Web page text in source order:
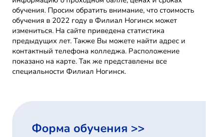
обучения. Просим обратить внимание, что стоимость
обучения в 2022 году в Филиал Ногинск может
измениться. На сайте приведена статистика
предыдущих лет. Также Вы можете найти адрес и
контактный телефона колледжа. Расположение
показано на карте. Так же представлены все
специальности Филиал Ногинск.
Форма обучения >>